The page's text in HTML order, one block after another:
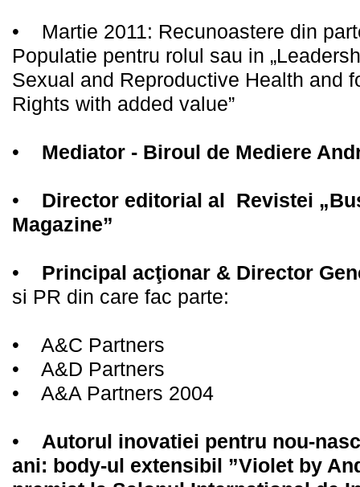
• Martie 2011: Recunoastere din
Populatie pentru rolul sau in
Sexual and Reproductive Health and
Rights with added value”
• Mediator - Biroul de Mediere
• Director editorial al Revistei
Magazine”
• Principal acţionar & Director
si PR din care fac parte:
• A&C Partners
• A&D Partners
• A&A Partners 2004
• Autorul inovatiei pentru nou-
ani: body-ul extensibil ”Violet by